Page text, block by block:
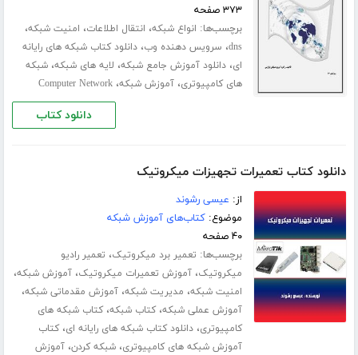
۳۷۳ صفحه
برچسب‌ها: انواع شبکه، انتقال اطلاعات، امنیت شبکه،
dns، سرویس دهنده وب،دانلود کتاب شبکه های رایانه
ای،دانلود آموزش جامع شبکه، لایه های شبکه،شبکه
های کامپیوتری،آموزش شبکه،Computer Network
دانلود کتاب
دانلود کتاب تعمیرات تجهیزات میکروتیک
از: عیسی رشوند
موضوع:کتاب‌های آموزش شبکه
۴۰ صفحه
برچسب‌ها: تعمیر برد میکروتیک، تعمیر رادیو
میکروتیک،آموزش تعمیرات میکروتیک،آموزش شبکه،
امنیت شبکه، مدیریت شبکه،آموزش مقدماتی شبکه،
آموزش عملی شبکه،کتاب شبکه،کتاب شبکه های
کامپیوتری،دانلود کتاب شبکه های رایانه ای،کتاب
آموزش شبکه های کامپیوتری،شبکه کردن،آموزش